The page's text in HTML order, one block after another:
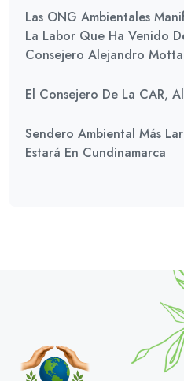
Las ONG Ambientales
La Labor Que Ha Venido
Consejero Alejandro Motta
El Consejero De La CAR,
Sendero Ambiental Más
Estará En Cundinamarca